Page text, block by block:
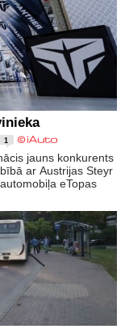
1
jauns konkurents
ar Austrijas Steyr
eTopas